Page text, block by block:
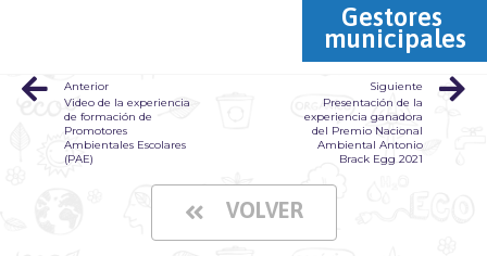
Gestores
municipales
Anterior
Video de la experiencia
de formación de
Promotores
Ambientales Escolares
(PAE)
Siguiente
Presentación de la
experiencia ganadora
del Premio Nacional
Ambiental Antonio
Brack Egg 2021
VOLVER